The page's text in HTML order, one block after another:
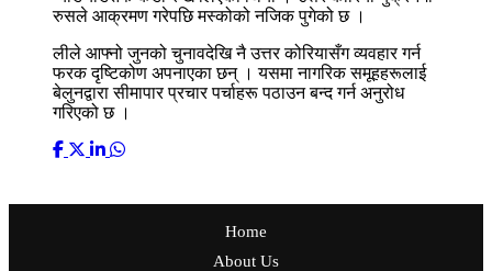
रुसले आक्रमण गरेपछि मस्कोको नजिक पुगेको छ ।
लीले आफ्नो जुनको चुनावदेखि नै उत्तर कोरियासँग व्यवहार गर्न
फरक दृष्टिकोण अपनाएका छन् । यसमा नागरिक समूहहरूलाई
बेलुनद्वारा सीमापार प्रचार पर्चाहरू पठाउन बन्द गर्न अनुरोध
गरिएको छ ।
Home
About Us